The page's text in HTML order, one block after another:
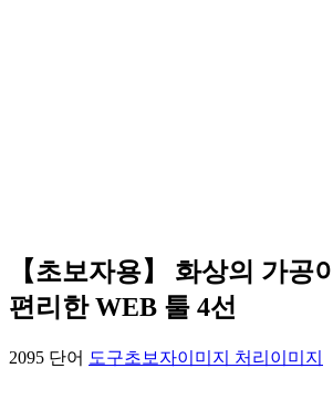
【초보자용】 화상의 가공
편리한 WEB 툴 4선
2095 단어 도구초보자이미지 처리 이미지